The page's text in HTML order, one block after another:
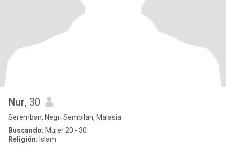
Nur, 30
Seremban, Negri Sembilan, Malasia
Buscando: Mujer 20 - 30
Religión: Islam